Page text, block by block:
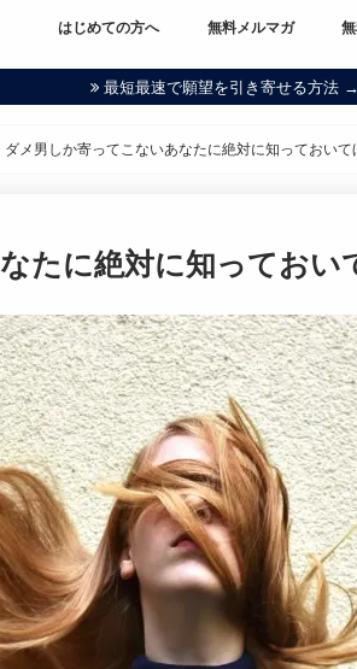
はじめての方へ 無料メルマガ
最短最速で願望を引き寄せる方法
ダメ男しか寄ってこないあなたに絶対に知っておいて
たに絶対に知っておい